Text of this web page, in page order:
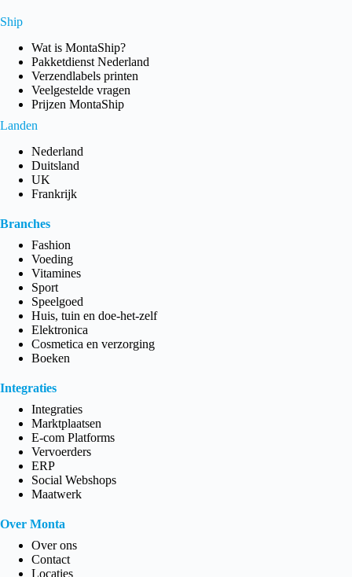
Ship
Wat is MontaShip?
Pakketdienst Nederland
Verzendlabels printen
Veelgestelde vragen
Prijzen MontaShip
Landen
Nederland
Duitsland
UK
Frankrijk
Branches
Fashion
Voeding
Vitamines
Sport
Speelgoed
Huis, tuin en doe-het-zelf
Elektronica
Cosmetica en verzorging
Boeken
Integraties
Integraties
Marktplaatsen
E-com Platforms
Vervoerders
ERP
Social Webshops
Maatwerk
Over Monta
Over ons
Contact
Locaties